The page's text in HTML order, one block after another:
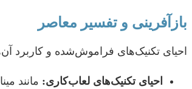
بازآفرینی و تفسیر معاصر
احیای تکنیک‌های فراموش‌شده و کاربرد
احیای تکنیک‌های لعاب‌کاری: مانند